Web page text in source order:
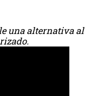
una alternativa al